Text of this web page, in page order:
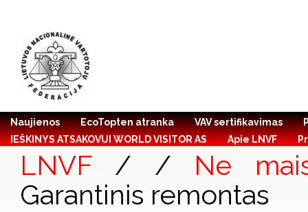
Naujienos EcoTopten atranka VAV sertifikavimas
IEŠKINYS ATSAKOVUI WORLD VISITOR AS
Apie LNVF
LNVF/ / Ne
Garantinis remontas